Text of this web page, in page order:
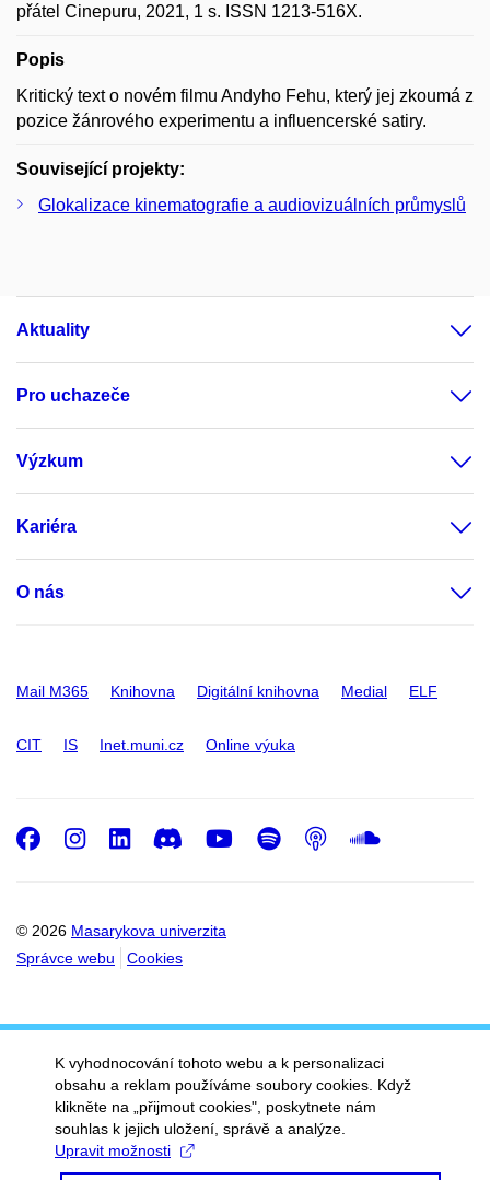
přátel Cinepuru, 2021, 1 s. ISSN 1213-516X.
Popis
Kritický text o novém filmu Andyho Fehu, který jej zkoumá z
pozice žánrového experimentu a influencerské satiry.
Související projekty:
Glokalizace kinematografie a audiovizuálních průmyslů
Aktuality
Pro uchazeče
Výzkum
Kariéra
O nás
Mail M365 Knihovna Digitální knihovna Medial ELF
CIT IS Inet.muni.cz Online výuka
© 2026 Masarykova univerzita
Správce webu
Cookies
Facebook
Instagram
LinkedIn
DiscordYoutube
Spotify
Podcast
K vyhodnocování tohoto webu a k personalizaci
obsahu a reklam používáme soubory cookies. Když
klikněte na „přijmout cookies", poskytnete nám
souhlas k jejich uložení, správě a analýze.
Upravit možnosti